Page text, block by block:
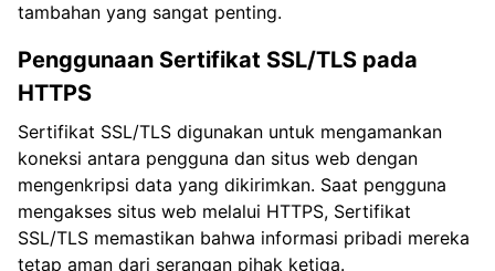
tambahan yang sangat penting.
Penggunaan Sertifikat SSL/TLS pada
HTTPS
Sertifikat SSL/TLS digunakan untuk mengamankan
koneksi antara pengguna dan situs web dengan
mengenkripsi data yang dikirimkan. Saat pengguna
mengakses situs web melalui HTTPS, Sertifikat
SSL/TLS memastikan bahwa informasi pribadi mereka
tetap aman dari serangan pihak ketiga.